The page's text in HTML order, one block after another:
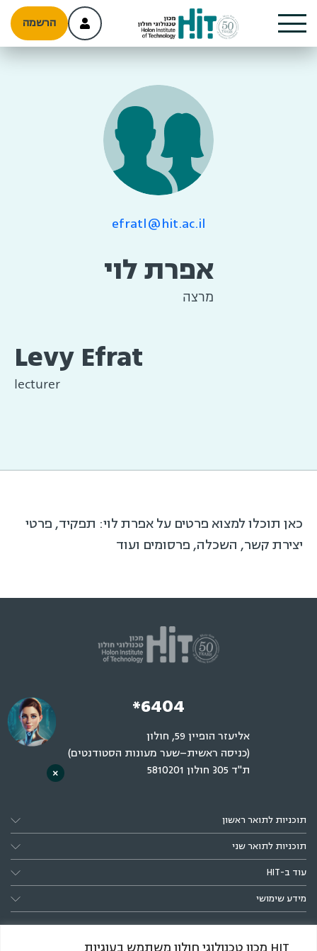
הרשמה
efratl@hit.ac.il
אפרת לוי
מרצה
Levy Efrat
lecturer
כאן תוכלו למצוא פרטים על אפרת לוי: תפקיד, פרטי
יצירת קשר, השכלה, פרסומים ועוד
*6404
אליעזר הופיין 59, חולון
(כניסה ראשית–שער מעונות הסטודנטים)
ת"ד 305 חולון 5810201
תוכניות לתואר ראשון
תוכניות לתואר שני
עוד ב-HIT
מידע שימושי
×